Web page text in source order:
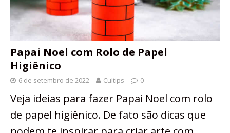
Papai Noel com Rolo de Papel
Higiênico
6 de setembro de 2022 Cultips 0
Veja ideias para fazer Papai Noel com rolo
de papel higiênico. De fato são dicas que